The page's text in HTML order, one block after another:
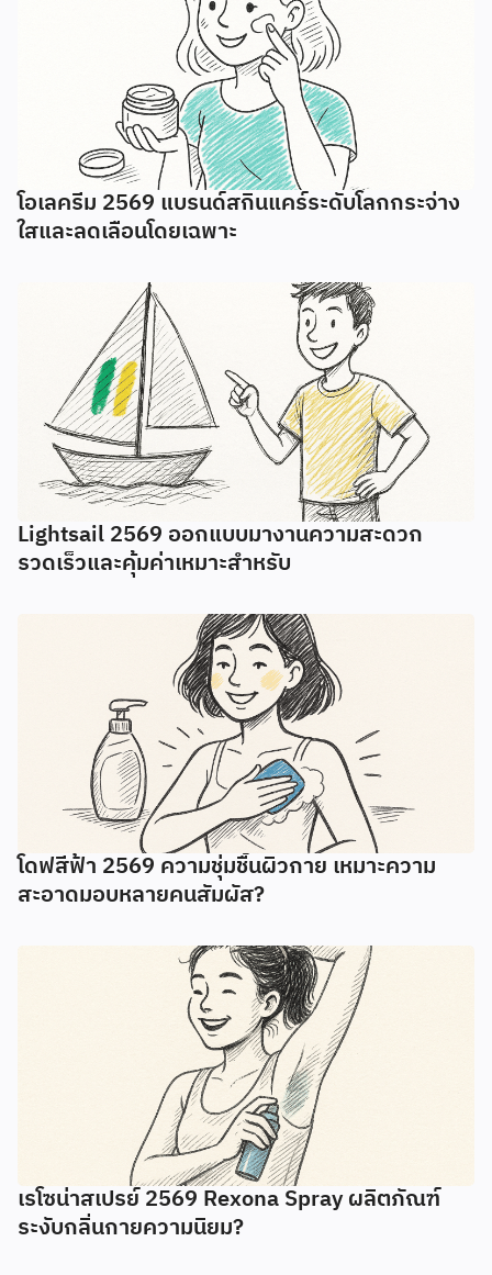
โอเลครีม 2569 แบรนด์สกินแคร์ระดับโลกกระจ่าง
ใสและลดเลือนโดยเฉพาะ
Lightsail 2569 ออกแบบมางานความสะดวก
รวดเร็วและคุ้มค่าเหมาะสำหรับ
โดฟสีฟ้า 2569 ความชุ่มชื้นผิวกาย เหมาะความ
สะอาดมอบหลายคนสัมผัส?
เรโซน่าสเปรย์ 2569 Rexona Spray ผลิตภัณฑ์
ระงับกลิ่นกายความนิยม?